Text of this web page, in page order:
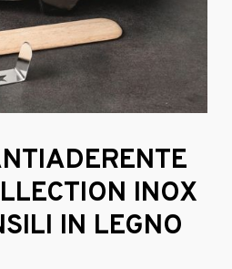
INOX
IN LEGNO